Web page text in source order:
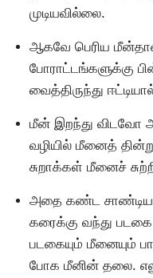
முடியவில்லை.
ஆகவே பெரிய
போராட்டங்களுக்கு
வைத்திருந்து
மீன் இறந்து விடவோ
வழியில் மீனைத்
சுறாக்கள் மீனைச்
அதை கண்ட
கரைக்கு வந்து படகை
படகையும் மீனையும்
போக மீனின் தலை.